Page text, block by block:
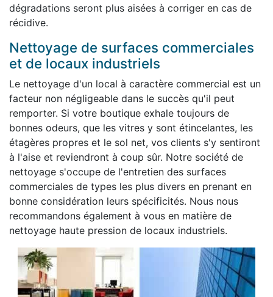
dégradations seront plus aisées à corriger en cas de
récidive.
Nettoyage de surfaces commerciales
et de locaux industriels
Le nettoyage d'un local à caractère commercial est un
facteur non négligeable dans le succès qu'il peut
remporter. Si votre boutique exhale toujours de
bonnes odeurs, que les vitres y sont étincelantes, les
étagères propres et le sol net, vos clients s'y sentiront
à l'aise et reviendront à coup sûr. Notre société de
nettoyage s'occupe de l'entretien des surfaces
commerciales de types les plus divers en prenant en
bonne considération leurs spécificités. Nous nous
recommandons également à vous en matière de
nettoyage haute pression de locaux industriels.